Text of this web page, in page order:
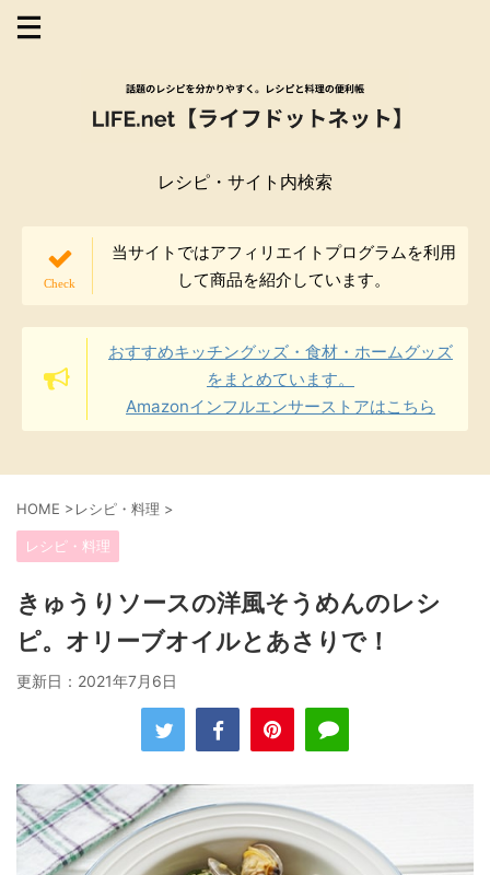
レシピ・サイト内検索
当サイトではアフィリエイトプログラムを利用
して商品を紹介しています。
おすすめキッチングッズ・食材・ホームグッズ
をまとめています。
Amazonインフルエンサーストアはこちら
HOME >レシピ・料理 >
レシピ・料理
きゅうりソースの洋風そうめんのレシ
ピ。オリーブオイルとあさりで！
更新日： 2021年7月6日